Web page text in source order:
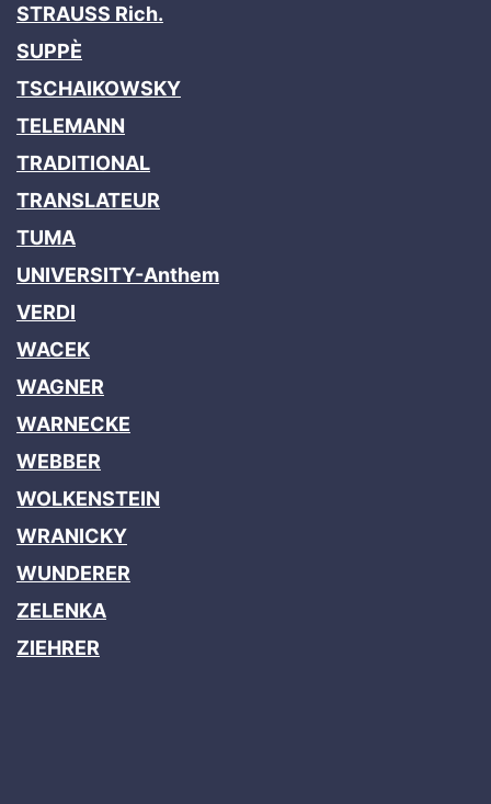
STRAUSS Rich.
SUPPÈ
TSCHAIKOWSKY
TELEMANN
TRADITIONAL
TRANSLATEUR
TUMA
UNIVERSITY-Anthem
VERDI
WACEK
WAGNER
WARNECKE
WEBBER
WOLKENSTEIN
WRANICKY
WUNDERER
ZELENKA
ZIEHRER